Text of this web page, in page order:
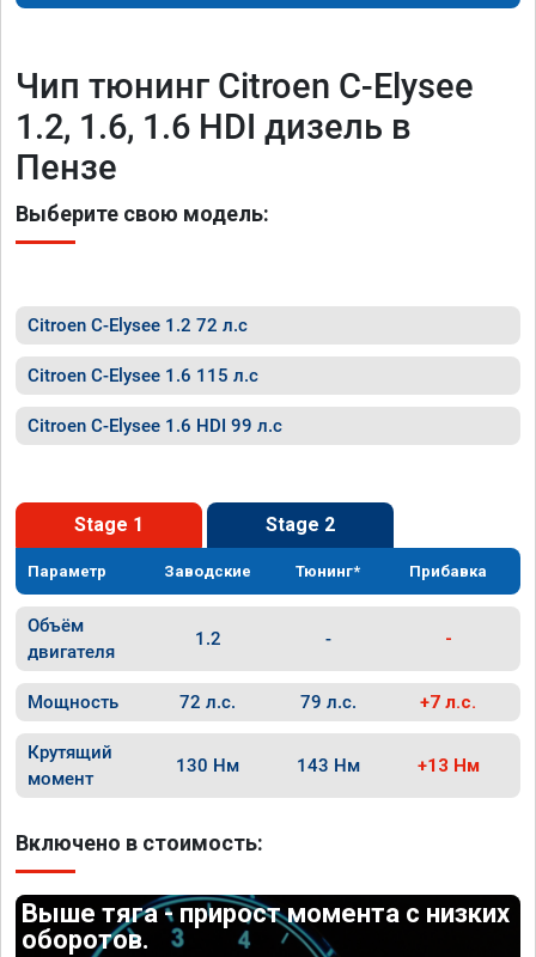
Чип тюнинг Citroen C-Elysee
1.2, 1.6, 1.6 HDI дизель в
Пензе
Выберите свою модель:
Citroen C-Elysee 1.2 72 л.с
Citroen C-Elysee 1.6 115 л.с
Citroen C-Elysee 1.6 HDI 99 л.с
Stage 1 Stage 2
Параметр Заводские Тюнинг* Прибавка
Объём
двигателя
1.2 - -
Мощность 72 л.с. 79 л.с. +7 л.с.
Крутящий
момент
130 Нм 143 Нм +13 Нм
Включено в стоимость:
Выше тяга - прирост момента с низких
оборотов.